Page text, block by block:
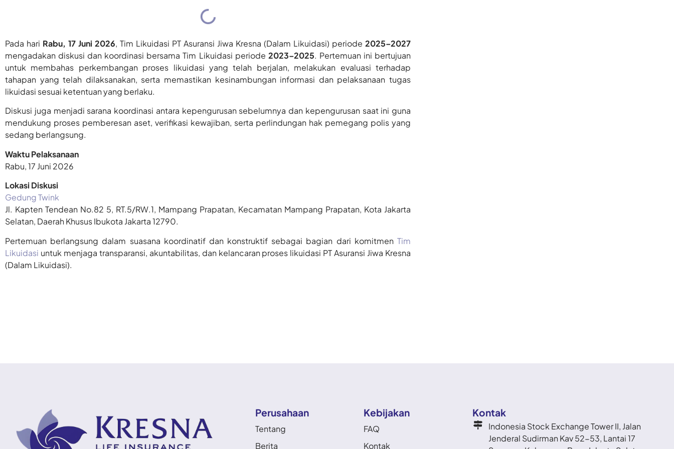
Pada hari Rabu, 17 Juni 2026, Tim Likuidasi PT Asuransi Jiwa Kresna (Dalam Likuidasi) periode 2025–2027
mengadakan diskusi dan koordinasi bersama Tim Likuidasi periode 2023–2025. Pertemuan ini bertujuan
untuk membahas perkembangan proses likuidasi yang telah berjalan, melakukan evaluasi terhadap
tahapan yang telah dilaksanakan, serta memastikan kesinambungan informasi dan pelaksanaan tugas
likuidasi sesuai ketentuan yang berlaku.
Diskusi juga menjadi sarana koordinasi antara kepengurusan sebelumnya dan kepengurusan saat ini guna
mendukung proses pemberesan aset, verifikasi kewajiban, serta perlindungan hak pemegang polis yang
sedang berlangsung.
Waktu Pelaksanaan
Rabu, 17 Juni 2026
Lokasi Diskusi
Gedung Twink
Jl. Kapten Tendean No.82 5, RT.5/RW.1, Mampang Prapatan, Kecamatan Mampang Prapatan, Kota Jakarta
Selatan, Daerah Khusus Ibukota Jakarta 12790.
Pertemuan berlangsung dalam suasana koordinatif dan konstruktif sebagai bagian dari komitmen Tim
Likuidasi untuk menjaga transparansi, akuntabilitas, dan kelancaran proses likuidasi PT Asuransi Jiwa Kresna
(Dalam Likuidasi).
Perusahaan
Tentang
Berita
Kebijakan
FAQ
Kontak
Kontak
Indonesia Stock Exchange Tower II, Jalan
Jenderal Sudirman Kav 52-53, Lantai 17